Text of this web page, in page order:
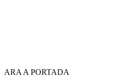
ARA A PORTADA